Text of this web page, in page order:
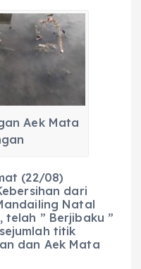
Aek Mata
(22/08)
dari
Natal
telah ” Berjibaku ”
titik
dan Aek Mata